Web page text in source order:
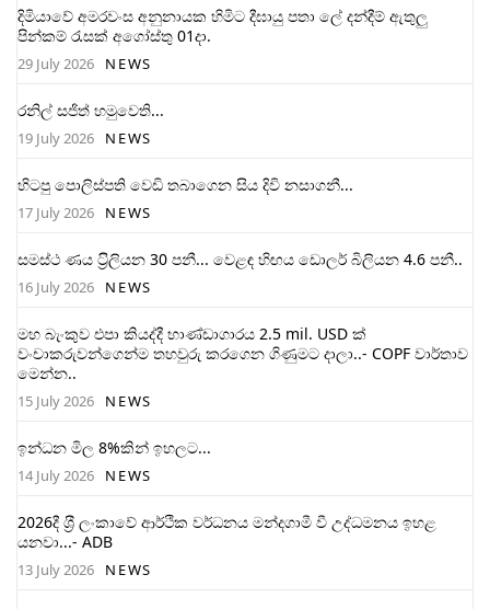
දිමියාවේ අමරවංස අනුනායක හිමිට දීඝායු පතා ලේ දන්දීම් ඇතුලු
පින්කම් රැසක් අගෝස්තු 01දා.
29 July 2026 NEWS
රනිල් සජිත් හමුවෙති...
19 July 2026 NEWS
හිටපු පොලිස්පති වෙඩි තබාගෙන සිය දිවි නසාගනී...
17 July 2026 NEWS
සමස්ථ ණය ට‍්‍රිලියන 30 පනී... වෙළඳ හිඟය ඩොලර් බිලියන 4.6 පනී..
16 July 2026 NEWS
මහ බැංකුව එපා කියද්දී භාණ්ඩාගාරය 2.5 mil. USD ක්
වංචාකරුවන්ගෙන්ම තහවුරු කරගෙන ගිණුමට දාලා..- COPF වාර්තාව
මෙන්න..
15 July 2026 NEWS
ඉන්ධන මිල 8%කින් ඉහලට...
14 July 2026 NEWS
2026දී ශ‍්‍රී ලංකාවේ ආර්ථික වර්ධනය මන්දගාමී වී උද්ධමනය ඉහළ
යනවා...- ADB
13 July 2026 NEWS